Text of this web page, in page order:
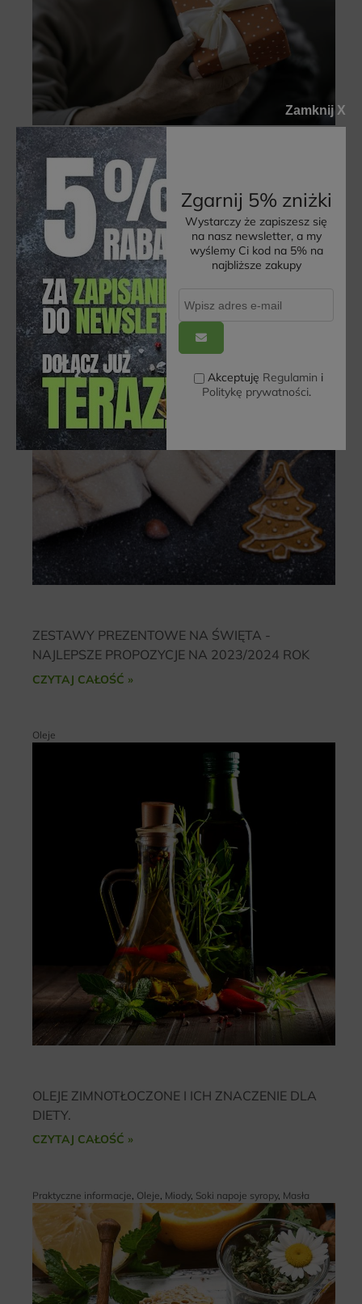
WYJĄTKOWE ZDROWE ZESTAWY PREZENTOWE
DLA DZIADKÓW
CZYTAJ CAŁOŚĆ »
Praktyczne informacje
ZESTAWY PREZENTOWE NA ŚWIĘTA -
NAJLEPSZE PROPOZYCJE NA 2023/2024 ROK
CZYTAJ CAŁOŚĆ »
Oleje
OLEJE ZIMNOTŁOCZONE I ICH ZNACZENIE DLA
DIETY.
CZYTAJ CAŁOŚĆ »
Praktyczne informacje Oleje Miody, Soki napoje syropy, Masła
Zgarnij 5% zniżki
Wystarczy że zapiszesz się
na nasz newsletter, a my
wyślemy Ci kod na 5% na
najbliższe zakupy
Akceptuję Regulamin i
Politykę prywatności.
Zamknij X